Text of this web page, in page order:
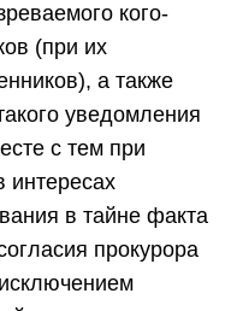
кого-
(при их
а также
уведомления
с тем при
интересах
в тайне факта
прокурора